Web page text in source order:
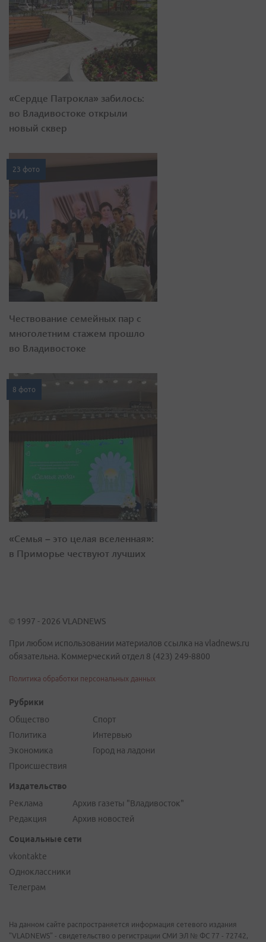
«Сердце Патрокла» забилось:
во Владивостоке открыли
новый сквер
23 фото
Чествование семейных пар с
многолетним стажем прошло
во Владивостоке
8 фото
«Семья – это целая вселенная»:
в Приморье чествуют лучших
© 1997 - 2026 VLADNEWS
При любом использовании материалов ссылка на vladnews.ru
обязательна. Коммерческий отдел 8 (423) 249-8800
Политика обработки персональных данных
Рубрики
Общество
Политика
Экономика
Происшествия
Спорт
Интервью
Город на ладони
Издательство
Реклама
Редакция
Архив газеты "Владивосток"
Архив новостей
Социальные сети
vkontakte
Одноклассники
Телеграм
На данном сайте распространяется информация сетевого издания
"VLADNEWS" - свидетельство о регистрации СМИ ЭЛ № ФС 77 - 72742,